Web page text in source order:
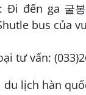
Đi đến ga 굴
bus của
tư vấn: